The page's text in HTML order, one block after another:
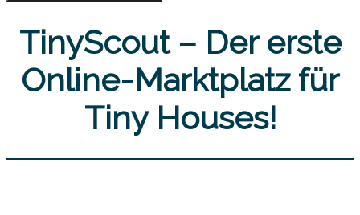
TinyScout – Der erste
Online-Marktplatz für
Tiny Houses!